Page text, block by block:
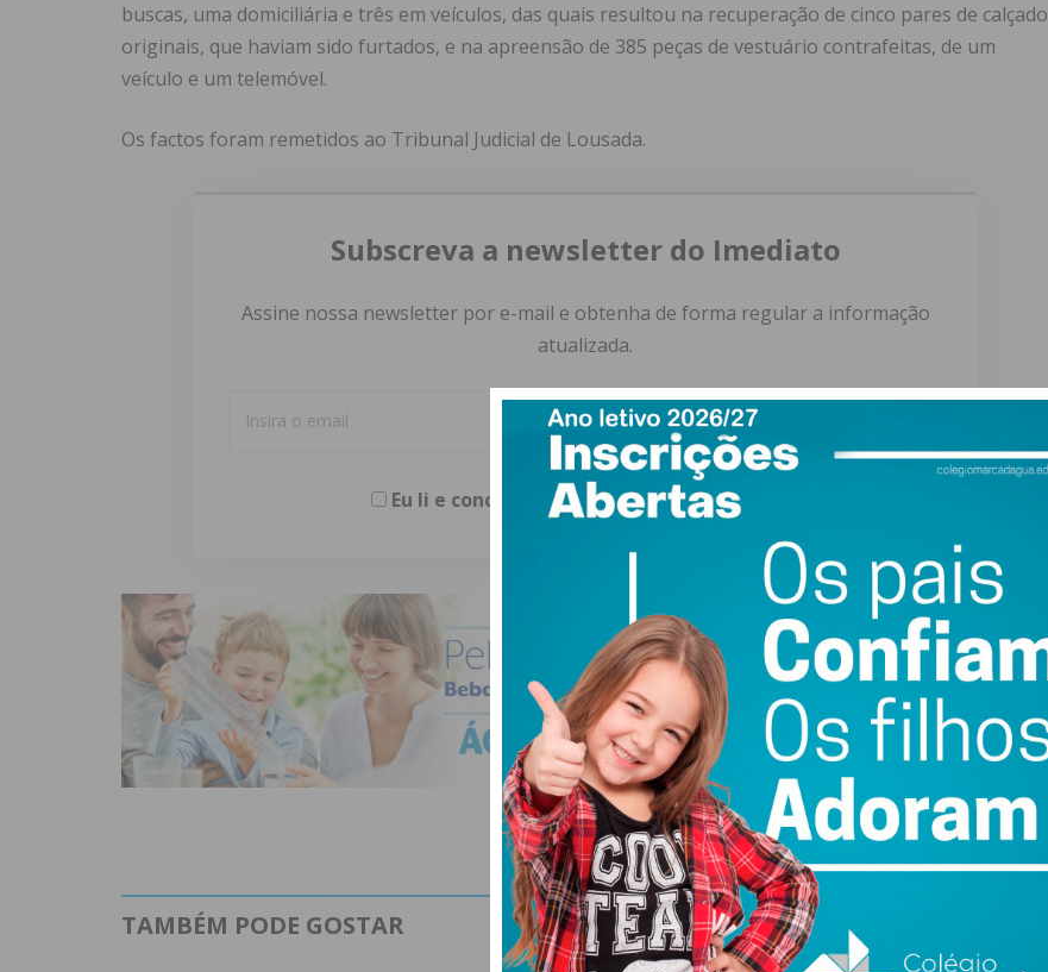
buscas, uma domiciliária e três em veículos, das quais resultou na recuperação de cinco pares de calçado
originais, que haviam sido furtados, e na apreensão de 385 peças de vestuário contrafeitas, de um
veículo e um telemóvel.
Os factos foram remetidos ao Tribunal Judicial de Lousada.
Subscreva a newsletter do Imediato
Assine nossa newsletter por e-mail e obtenha de forma regular a informação
atualizada.
Eu li e concordo com ostermos e condições
TAMBÉM PODE GOSTAR